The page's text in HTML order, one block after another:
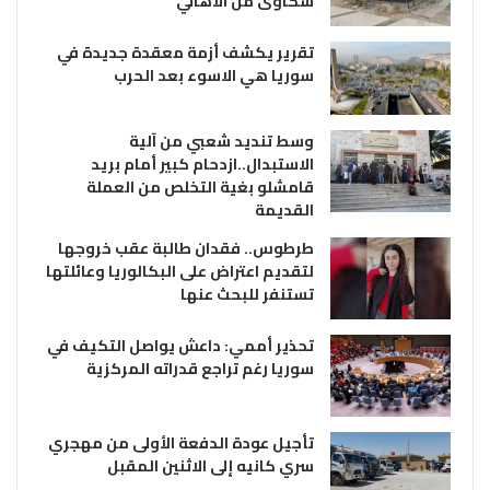
تقرير يكشف أزمة معقدة جديدة في
سوريا هي الاسوء بعد الحرب
وسط تنديد شعبي من آلية
الاستبدال..ازدحام كبير أمام بريد
قامشلو بغية التخلص من العملة
القديمة
طرطوس.. فقدان طالبة عقب خروجها
لتقديم اعتراض على البكالوريا وعائلتها
تستنفر للبحث عنها
تحذير أممي: داعش يواصل التكيف في
سوريا رغم تراجع قدراته المركزية
تأجيل عودة الدفعة الأولى من مهجري
سري كانيه إلى الاثنين المقبل